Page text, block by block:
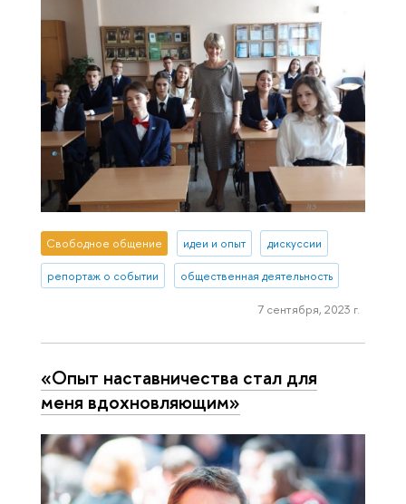
Свободное общение идеи и опыт дискуссии
репортаж о событии общественная деятельность
7 сентября, 2023 г.
«Опыт наставничества стал для
меня вдохновляющим»